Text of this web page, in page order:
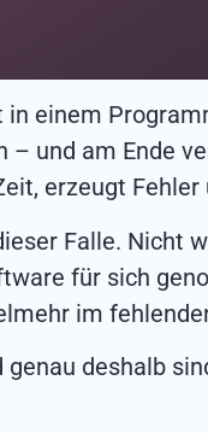
einem
und am Ende
erzeugt
Falle. Nicht
für sich
im
deshalb